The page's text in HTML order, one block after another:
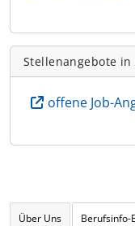
Stellenangebote in
offene Job-
Über Uns Berufsinfo-